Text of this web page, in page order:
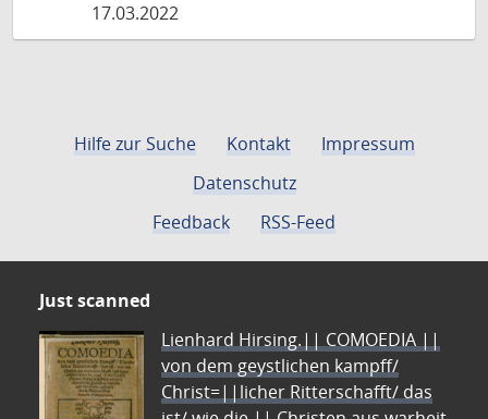
17.03.2022
Hilfe zur Suche Kontakt
Impressum
Datenschutz
Feedback
RSS-Feed
Just scanned
Lienhard Hirsing.|| COMOEDIA ||
von dem geystlichen kampff/
Christ=||licher Ritterschafft/ das